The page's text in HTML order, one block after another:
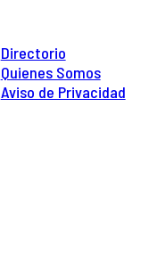
Directorio
Quienes Somos
Aviso de Privacidad